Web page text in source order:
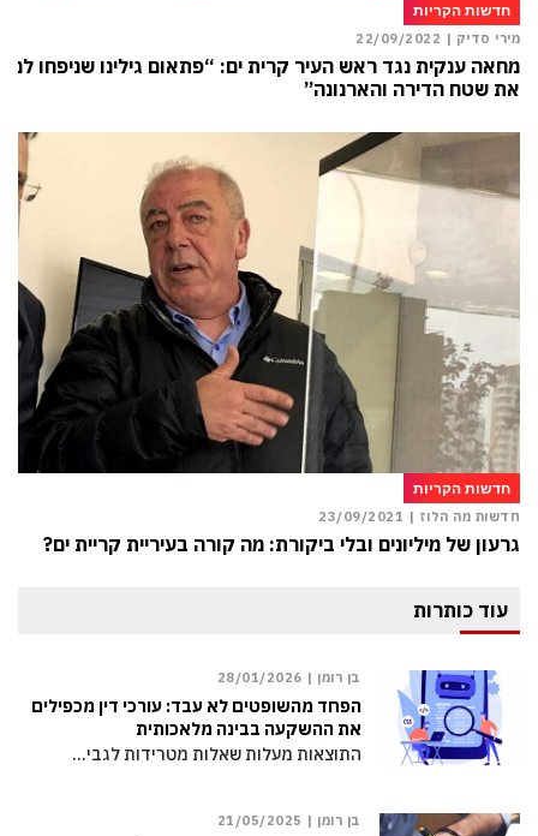
חדשות הקריות
מירי סדיק | 22/09/2022
מחאה ענקית נגד ראש העיר קרית ים: “פתאום גילינו שניפחו לנו
את שטח הדירה והארנונה”
חדשות הקריות
חדשות מה הלוז | 23/09/2021
גרעון של מיליונים ובלי ביקורת: מה קורה בעיריית קריית ים?
עוד כותרות
בן רומן | 28/01/2026
הפחד מהשופטים לא עבד: עורכי דין מכפילים
את ההשקעה בבינה מלאכותית
התוצאות מעלות שאלות מטרידות לגבי…
בן רומן | 21/05/2025